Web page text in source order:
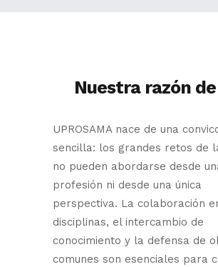
Nuestra razón
UPROSAMA nace de una
sencilla: los grandes retos de
no pueden abordarse desde
profesión ni desde una única
perspectiva. La colaboración
disciplinas, el intercambio de
conocimiento y la defensa de
comunes son esenciales para